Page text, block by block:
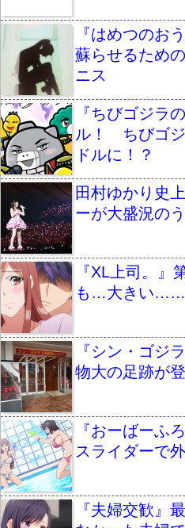
『はめつのお
蘇らせるため
ニス
『ちびゴジラ
ル！ ちびゴジ
ドルに！？
田村ゆかり史
ーが大盛況の
『XL上司。』
も…大きい……
『シン・ゴジ
物大の足跡が登
『おーばーふ
スライダーで
『夫婦交歓』